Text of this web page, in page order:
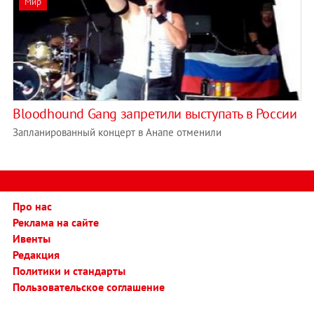
Bloodhound Gang запретили выступать в России
Запланированный концерт в Анапе отменили
Про нас
Реклама на сайте
Ивенты
Редакция
Политики и стандарты
Пользовательское соглашение